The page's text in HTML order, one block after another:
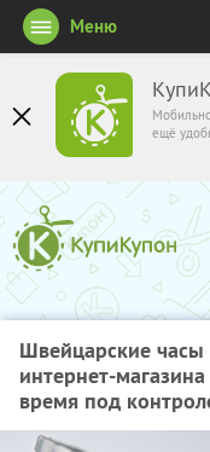
ещё
Меню
Швейцарские часы
интернет-
время под